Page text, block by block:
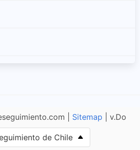
| Sitemap | v.Do
de Chile